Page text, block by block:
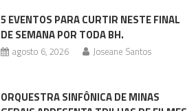
5 EVENTOS PARA CURTIR NESTE FINAL
DE SEMANA POR TODA BH.
agosto 6, 2026 Joseane Santos
ORQUESTRA SINFÔNICA DE MINAS